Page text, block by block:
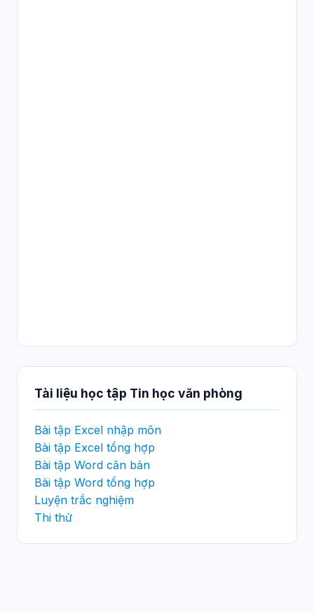
Tài liệu học tập Tin học văn phòng
Bài tập Excel nhập môn
Bài tập Excel tổng hợp
Bài tập Word căn bản
Bài tập Word tổng hợp
Luyện trắc nghiệm
Thi thử